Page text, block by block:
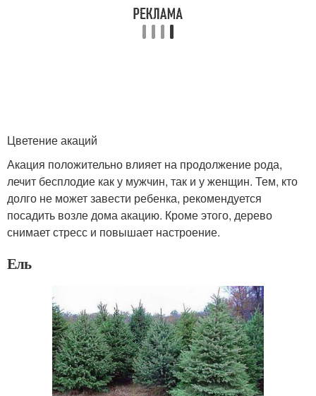
Цветение акаций
Акация положительно влияет на продолжение рода,
лечит бесплодие как у мужчин, так и у женщин. Тем, кто
долго не может завести ребенка, рекомендуется
посадить возле дома акацию. Кроме этого, дерево
снимает стресс и повышает настроение.
Ель